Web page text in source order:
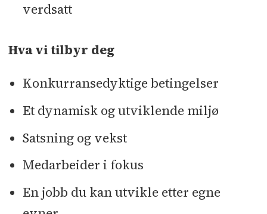
verdsatt
Hva vi tilbyr deg
Konkurransedyktige betingelser
Et dynamisk og utviklende miljø
Satsning og vekst
Medarbeider i fokus
En jobb du kan utvikle etter egne